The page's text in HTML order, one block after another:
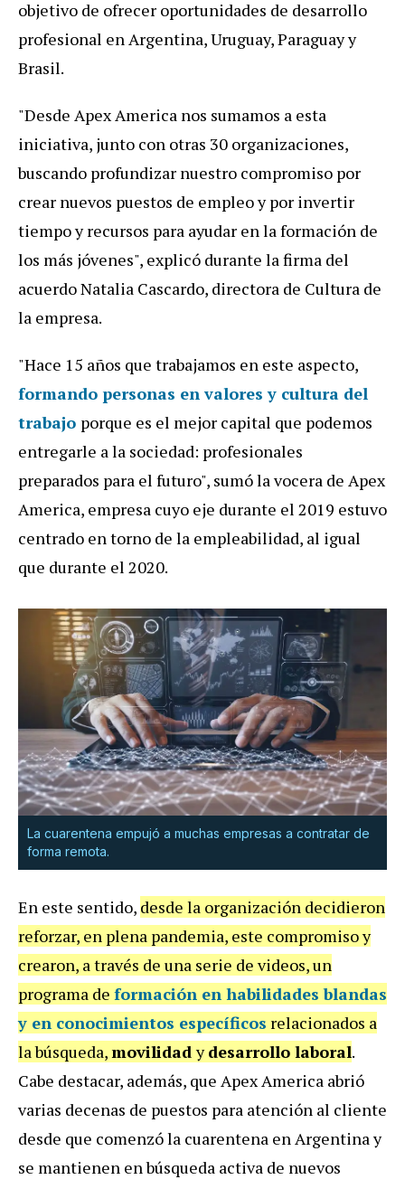
objetivo de ofrecer oportunidades de desarrollo
profesional en Argentina, Uruguay, Paraguay y
Brasil.
"Desde Apex America nos sumamos a esta
iniciativa, junto con otras 30 organizaciones,
buscando profundizar nuestro compromiso por
crear nuevos puestos de empleo y por invertir
tiempo y recursos para ayudar en la formación de
los más jóvenes", explicó durante la firma del
acuerdo Natalia Cascardo, directora de Cultura de
la empresa.
"Hace 15 años que trabajamos en este aspecto,
formando personas en valores y cultura del
trabajo porque es el mejor capital que podemos
entregarle a la sociedad: profesionales
preparados para el futuro", sumó la vocera de Apex
America, empresa cuyo eje durante el 2019 estuvo
centrado en torno de la empleabilidad, al igual
que durante el 2020.
La cuarentena empujó a muchas empresas a contratar de
forma remota.
En este sentido, desde la organización decidieron
reforzar, en plena pandemia, este compromiso y
crearon, a través de una serie de videos, un
programa de formación en habilidades blandas
y en conocimientos específicos relacionados a
la búsqueda,movilidadydesarrollo laboral.
Cabe destacar, además, que Apex America abrió
varias decenas de puestos para atención al cliente
desde que comenzó la cuarentena en Argentina y
se mantienen en búsqueda activa de nuevos